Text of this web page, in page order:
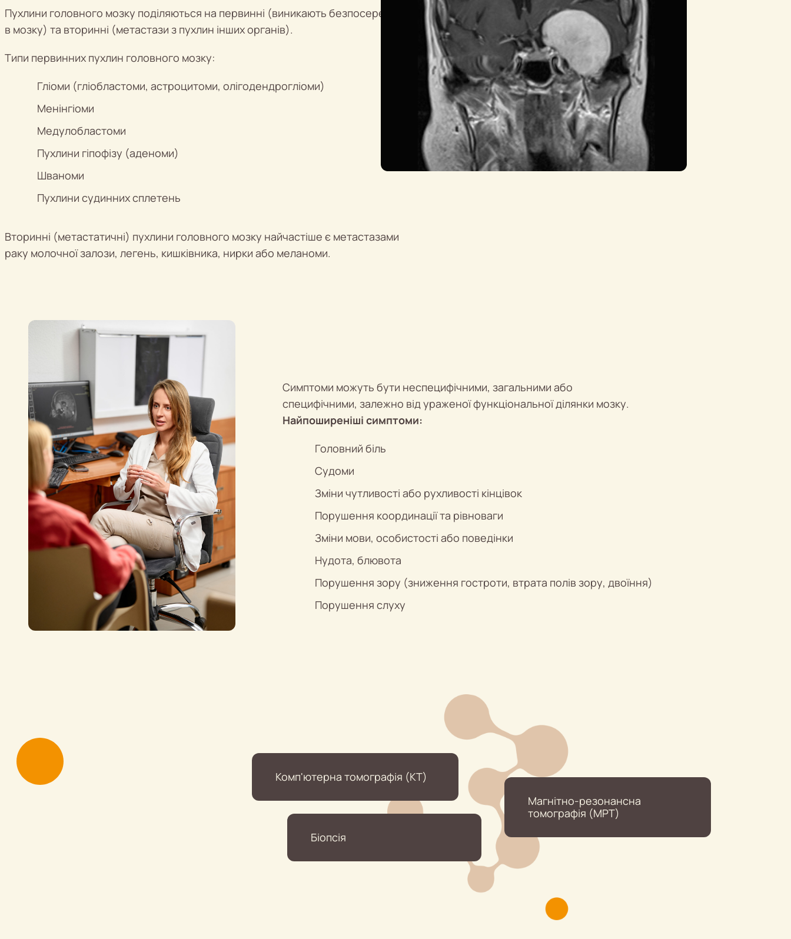
Пухлини головного мозку поділяються на первинні (виникають безпосередньо
в мозку) та вторинні (метастази з пухлин інших органів).
Типи первинних пухлин головного мозку:
Гліоми (гліобластоми, астроцитоми, олігодендрогліоми)
Менінгіоми
Медулобластоми
Пухлини гіпофізу (аденоми)
Шваноми
Пухлини судинних сплетень
Вторинні (метастатичні) пухлини головного мозку найчастіше є метастазами
раку молочної залози, легень, кишківника, нирки або меланоми.
Симптоми можуть бути неспецифічними, загальними або
специфічними, залежно від ураженої функціональної ділянки мозку.
Найпоширеніші симптоми:
Головний біль
Судоми
Зміни чутливості або рухливості кінцівок
Порушення координації та рівноваги
Зміни мови, особистості або поведінки
Нудота, блювота
Порушення зору (зниження гостроти, втрата полів зору, двоїння)
Порушення слуху
Комп'ютерна томографія (КТ)
Магнітно-резонансна
томографія (МРТ)
Біопсія